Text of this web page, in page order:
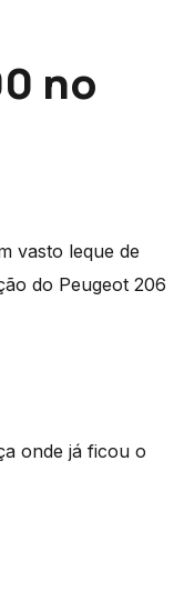
no
vasto leque de
do Peugeot 206
onde já ficou o